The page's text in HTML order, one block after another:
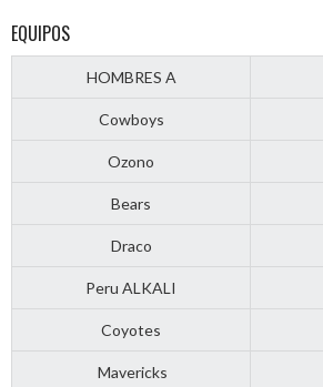
EQUIPOS
HOMBRES A
Cowboys
Ozono
Bears
Draco
Peru ALKALI
Coyotes
Mavericks